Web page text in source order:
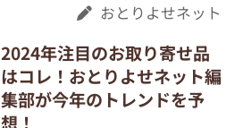
おとりよせネット
2024年注目のお取り寄せ品
はコレ！おとりよせネット編
集部が今年のトレンドを予